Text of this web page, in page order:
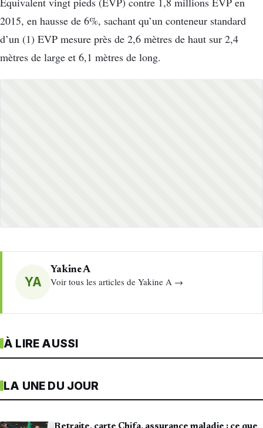
2015, en hausse de 6%, sachant qu’un conteneur standard
d’un (1) EVP mesure près de 2,6 mètres de haut sur 2,4
mètres de large et 6,1 mètres de long.
YA
Yakine A
Voir tous les articles de Yakine A →
À LIRE AUSSI
LA UNE DU JOUR